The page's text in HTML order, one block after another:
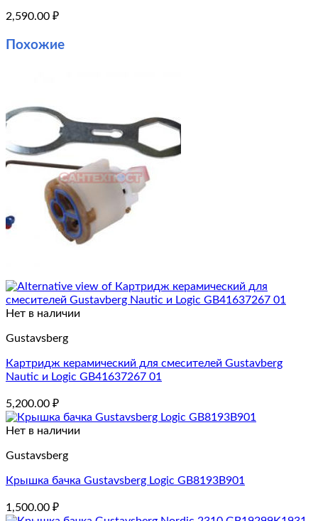
2,590.00 ₽
Похожие
Нет в наличии
Gustavsberg
Картридж керамический для смесителей Gustavberg
Nautic и Logic GB41637267 01
5,200.00 ₽
Нет в наличии
Gustavsberg
Крышка бачка Gustavsberg Logic GB8193B901
1,500.00 ₽